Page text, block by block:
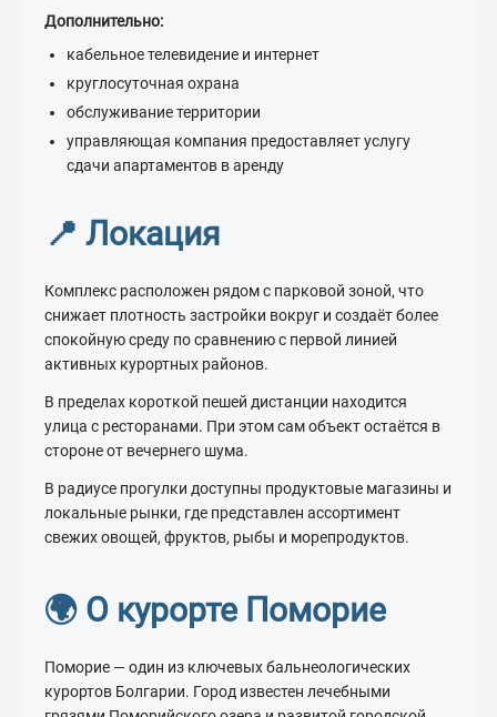
Дополнительно:
кабельное телевидение и интернет
круглосуточная охрана
обслуживание территории
управляющая компания предоставляет услугу
сдачи апартаментов в аренду
📍 Локация
Комплекс расположен рядом с парковой зоной, что
снижает плотность застройки вокруг и создаёт более
спокойную среду по сравнению с первой линией
активных курортных районов.
В пределах короткой пешей дистанции находится
улица с ресторанами. При этом сам объект остаётся в
стороне от вечернего шума.
В радиусе прогулки доступны продуктовые магазины и
локальные рынки, где представлен ассортимент
свежих овощей, фруктов, рыбы и морепродуктов.
🌍 О курорте Поморие
Поморие — один из ключевых бальнеологических
курортов Болгарии. Город известен лечебными